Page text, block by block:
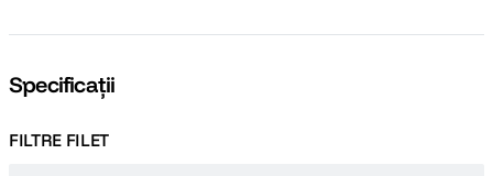
Specificații
FILTRE FILET